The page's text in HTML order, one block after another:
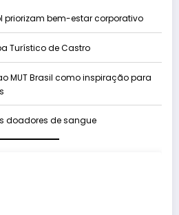
priorizam bem-estar corporativo
Turístico de Castro
MUT Brasil como inspiração para
doadores de sangue